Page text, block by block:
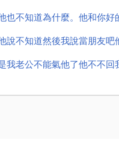
也不知道為什麼。他和你
說不知道然後我說當朋友吧
我老公不能氣他了他不不回